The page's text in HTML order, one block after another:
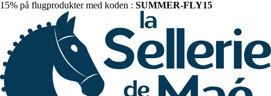
15% på flugprodukter med koden : SUMMER-FLY15